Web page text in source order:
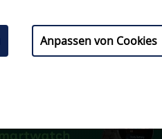
Anpassen von Cookies